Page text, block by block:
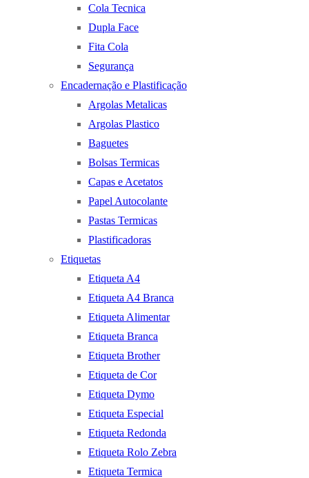
Cola Tecnica
Dupla Face
Fita Cola
Segurança
Encadernação e Plastificação
Argolas Metalicas
Argolas Plastico
Baguetes
Bolsas Termicas
Capas e Acetatos
Papel Autocolante
Pastas Termicas
Plastificadoras
Etiquetas
Etiqueta A4
Etiqueta A4 Branca
Etiqueta Alimentar
Etiqueta Branca
Etiqueta Brother
Etiqueta de Cor
Etiqueta Dymo
Etiqueta Especial
Etiqueta Redonda
Etiqueta Rolo Zebra
Etiqueta Termica